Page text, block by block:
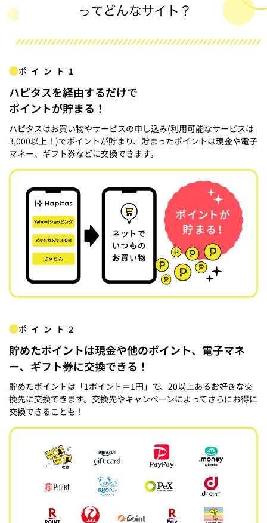
ポイント1
ハピタスを経由するだけで
ポイントが貯まる！
ハピタスはお買い物やサービスの申し込み(利用可能なサービスは
3,000以上！)でポイントが貯まり、貯まったポイントは現金や電子
マネー、ギフト券などに交換できます。
ポイント2
貯めたポイントは現金や他のポイント、電子マネ
ー、ギフト券に交換できる！
貯めたポイントは「1ポイント＝1円」で、20以上あるお好きな交
換先に交換できます。交換先やキャンペーンによってさらにお得に
交換できることも！